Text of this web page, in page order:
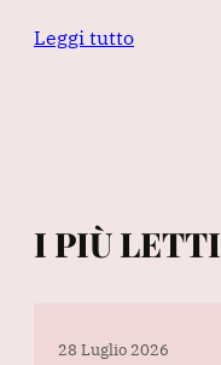
Leggi tutto
I PIÙ LETTI
28 Luglio 2026